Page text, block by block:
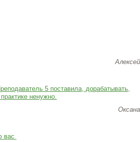
Алексей
5 поставила, дорабатывать,
ненужно.
Оксана
вас